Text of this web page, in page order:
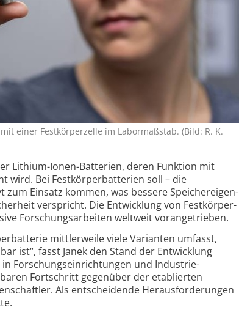
einer Fest­körper­zelle im Labor­maß­stab. (Bild: R. K.
Lithium-Ionen-Batterien, deren Funktion mit
wird. Bei Festkörper­batterien soll – die
zum Einsatz kommen, was bessere Speicher­eigen­
verspricht. Die Entwicklung von Festkörper­
Forschungs­arbeiten weltweit voran­getrieben.
mittlerweile viele Varianten umfasst,
ist“, fasst Janek den Stand der Entwicklung
Forschungs­einrichtungen und Industrie­
Fortschritt gegenüber der etablierten
Als entscheidende Heraus­forderungen